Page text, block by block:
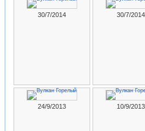
30/7/2014 30/7/2014
24/9/2013 10/9/2013